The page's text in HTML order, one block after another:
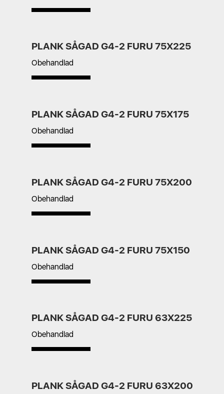
PLANK SÅGAD G4-2 FURU 75X225
Obehandlad
PLANK SÅGAD G4-2 FURU 75X175
Obehandlad
PLANK SÅGAD G4-2 FURU 75X200
Obehandlad
PLANK SÅGAD G4-2 FURU 75X150
Obehandlad
PLANK SÅGAD G4-2 FURU 63X225
Obehandlad
PLANK SÅGAD G4-2 FURU 63X200